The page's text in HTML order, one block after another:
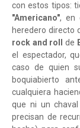
con estos tipos:
"Americano", en
heredero directo
rock and roll
de
el espectador,
caso de quien
boquiabierto
cualquiera
que ni un
precisan de